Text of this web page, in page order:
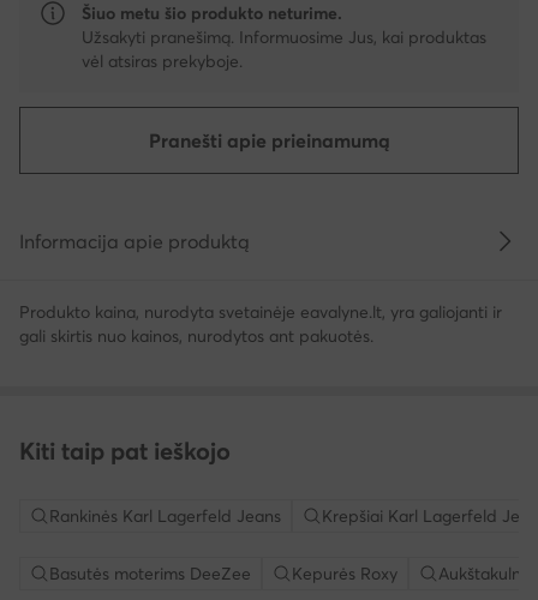
Šiuo metu šio produkto neturime.
Užsakyti pranešimą. Informuosime Jus, kai produktas
vėl atsiras prekyboje.
Pranešti apie prieinamumą
Informacija apie produktą
Produkto kaina, nurodyta svetainėje eavalyne.lt, yra galiojanti ir
gali skirtis nuo kainos, nurodytos ant pakuotės.
Kiti taip pat ieškojo
Rankinės Karl Lagerfeld Jeans Krepšiai Karl Lagerfeld
Basutės moterims DeeZee Kepurės Roxy